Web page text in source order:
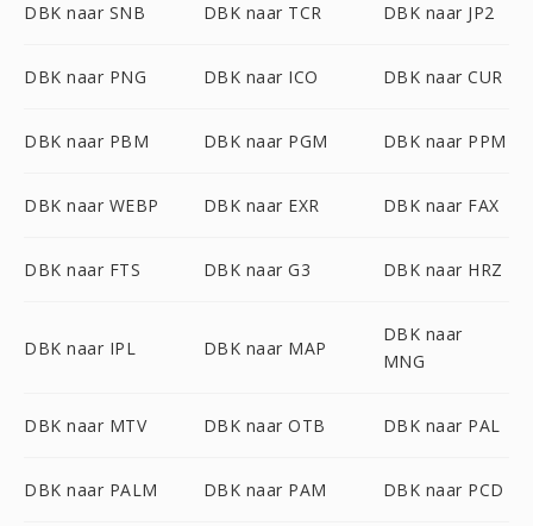
DBK naar SNB DBK naar TCR DBK naar JP2
DBK naar PNG DBK naar ICO DBK naar CUR
DBK naar PBM DBK naar PGM DBK naar PPM
DBK naar WEBP DBK naar EXR DBK naar FAX
DBK naar FTS DBK naar G3 DBK naar HRZ
DBK naar IPL DBK naar MAP
DBK naar
MNG
DBK naar MTV DBK naar OTB DBK naar PAL
DBK naar PALM DBK naar PAM DBK naar PCD